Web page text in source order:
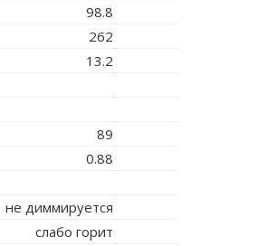
98.8
262
13.2
89
0.88
не диммируется
слабо горит